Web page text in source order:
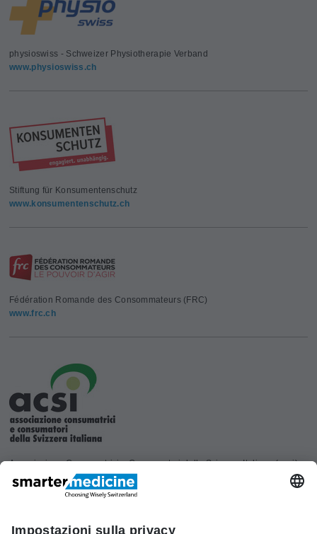
physioswiss - Schweizer Physiotherapie Verband
www.physioswiss.ch
Stiftung für Konsumentenschutz
www.konsumentenschutz.ch
Fédération Romande des Consommateurs (FRC)
www.frc.ch
Associazione Consumatrici e Consumatori della Svizzera Italiana (acsi)
www.acsi.ch